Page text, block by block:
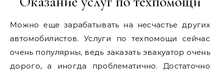
Можно еще зарабатывать на несчастье других
автомобилистов. Услуги по техпомощи сейчас
очень популярны, ведь заказать эвакуатор очень
дорого, а иногда проблематично. Достаточно